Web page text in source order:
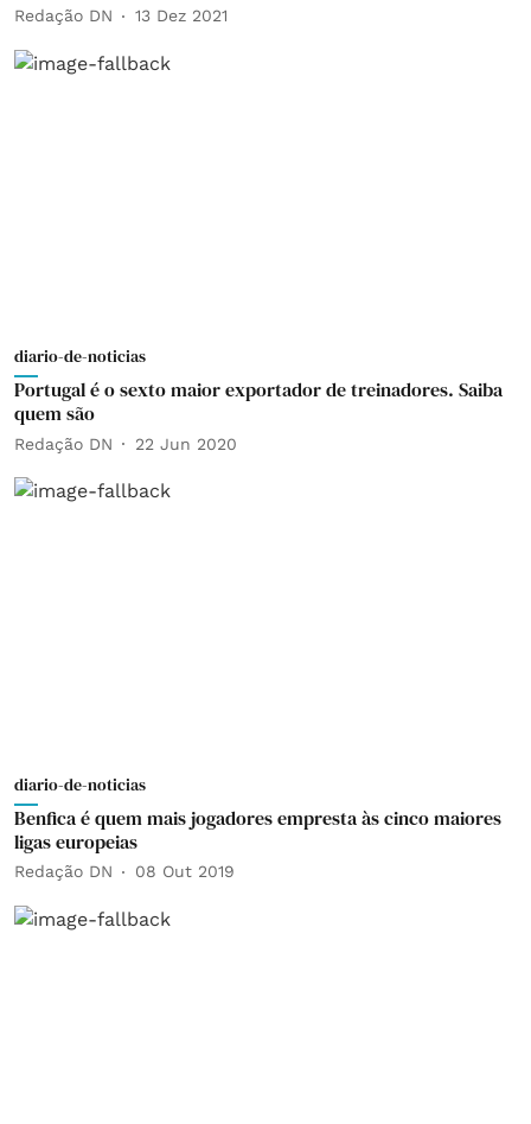
Redação DN 13 Dez 2021
diario-de-noticias
Portugal é o sexto maior exportador de treinadores. Saiba
quem são
Redação DN 22 Jun 2020
diario-de-noticias
Benfica é quem mais jogadores empresta às cinco maiores
ligas europeias
Redação DN 08 Out 2019